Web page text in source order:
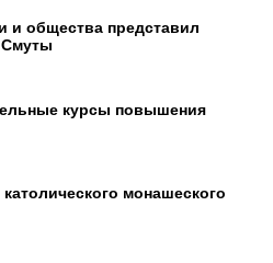
и общества представил
Смуты
курсы повышения
монашеского